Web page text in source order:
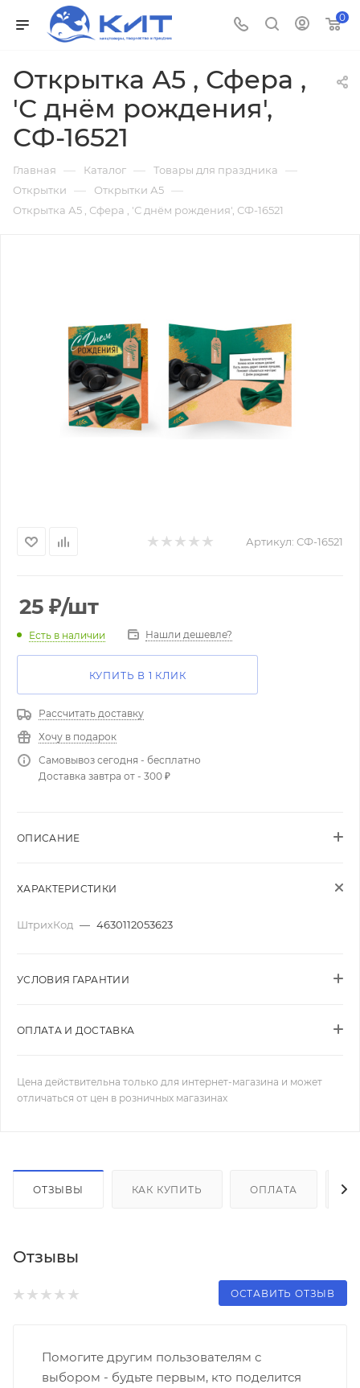
0
Открытка А5 , Сфера ,
'С днём рождения',
СФ-16521
Главная — Каталог — Товары для праздника —
Открытки — Открытки А5 —
Открытка А5 , Сфера , 'С днём рождения', СФ-16521
Артикул: СФ-16521
25 ₽/шт
Есть в наличии Нашли дешевле?
КУПИТЬ В 1 КЛИК
Рассчитать доставку
Хочу в подарок
Самовывоз сегодня - бесплатно
Доставка завтра от - 300 ₽
ОПИСАНИЕ
ХАРАКТЕРИСТИКИ
ШтрихКод — 4630112053623
УСЛОВИЯ ГАРАНТИИ
ОПЛАТА И ДОСТАВКА
Цена действительна только для интернет-магазина и может
отличаться от цен в розничных магазинах
ОТЗЫВЫ КАК КУПИТЬ ОПЛАТА
Отзывы
ОСТАВИТЬ ОТЗЫВ
Помогите другим пользователям с
выбором - будьте первым, кто поделится